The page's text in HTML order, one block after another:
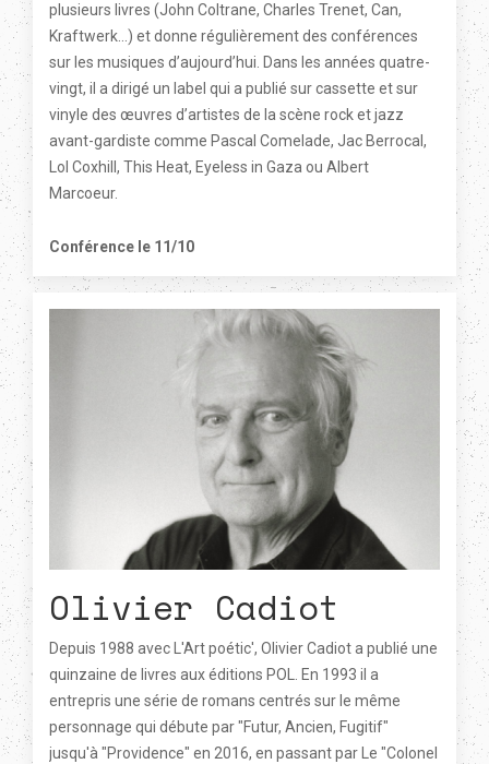
plusieurs livres (John Coltrane, Charles Trenet, Can,
Kraftwerk...) et donne régulièrement des conférences
sur les musiques d’aujourd’hui. Dans les années quatre-
vingt, il a dirigé un label qui a publié sur cassette et sur
vinyle des œuvres d’artistes de la scène rock et jazz
avant-gardiste comme Pascal Comelade, Jac Berrocal,
Lol Coxhill, This Heat, Eyeless in Gaza ou Albert
Marcoeur.
Conférence le 11/10
Olivier Cadiot
Depuis 1988 avec L'Art poétic', Olivier Cadiot a publié une
quinzaine de livres aux éditions POL. En 1993 il a
entrepris une série de romans centrés sur le même
personnage qui débute par "Futur, Ancien, Fugitif"
jusqu'à "Providence" en 2016, en passant par Le "Colonel